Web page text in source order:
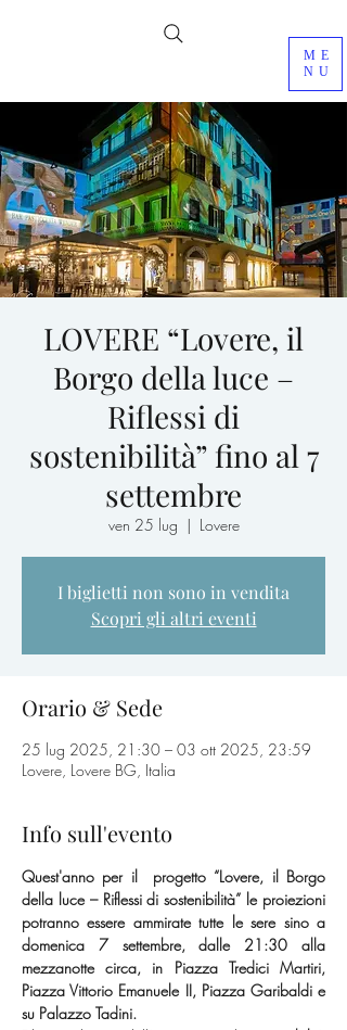
ME
NU
LOVERE “Lovere, il
Borgo della luce –
Riflessi di
sostenibilità” fino al 7
settembre
ven 25 lug
  |
Lovere
I biglietti non sono in vendita
Scopri gli altri eventi
Orario & Sede
25 lug 2025, 21:30 – 03 ott 2025, 23:59
Lovere, Lovere BG, Italia
Info sull'evento
Quest'anno per il  progetto “Lovere, il Borgo
della luce – Riflessi di sostenibilità” le proiezioni
potranno essere ammirate tutte le sere sino a
domenica 7 settembre, dalle 21:30 alla
mezzanotte circa, in Piazza Tredici Martiri,
Piazza Vittorio Emanuele II, Piazza Garibaldi e
su Palazzo Tadini.